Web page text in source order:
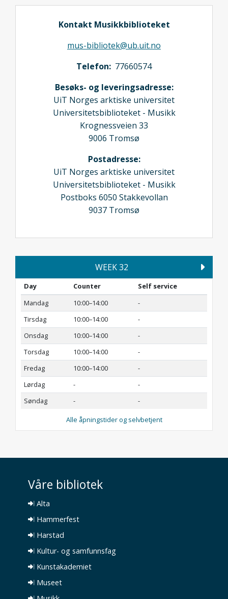
Kontakt Musikkbiblioteket
mus-bibliotek@ub.uit.no
Telefon: 77660574
Besøks- og leveringsadresse:
UiT Norges arktiske universitet
Universitetsbiblioteket - Musikk
Krognessveien 33
9006 Tromsø
Postadresse:
UiT Norges arktiske universitet
Universitetsbiblioteket - Musikk
Postboks 6050 Stakkevollan
9037 Tromsø
WEEK 32
Day Counter
Self service
Mandag
10:00–14:00
-
Tirsdag
10:00–14:00
-
Onsdag
10:00–14:00
-
Torsdag
10:00–14:00
-
Fredag
10:00–14:00
-
Lørdag
-
-
Søndag
- -
Alle åpningstider og selvbetjent
Våre bibliotek
Alta
Hammerfest
Harstad
Kultur- og samfunnsfag
Kunstakademiet
Museet